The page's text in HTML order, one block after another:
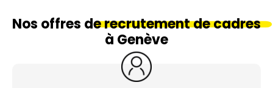
Nos offres derecrutement de cadres
à Genève